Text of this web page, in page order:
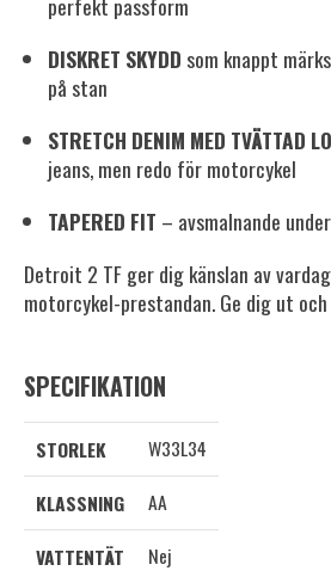
DISKRET SKYDD som knappt
på stan
STRETCH DENIM MED TVÄTTAD
jeans, men redo för motorcykel
TAPERED FIT – avsmalnande
Detroit 2 TF ger dig känslan av
motorcykel-prestandan. Ge dig ut
SPECIFIKATION
STORLEK
W33L34
KLASSNING
AA
VATTENTÄT
Nej